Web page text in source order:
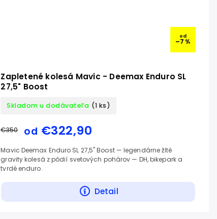
od
–7 %
Zapletené kolesá Mavic - Deemax Enduro SL
27,5" Boost
Skladom u dodávateľa (1 ks)
€350 od €322,90
Detail
Mavic Deemax Enduro SL 27,5" Boost — legendárne žlté
gravity kolesá z pódií svetových pohárov — DH, bikepark a
tvrdé enduro.